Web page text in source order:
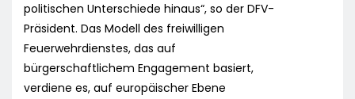
politischen Unterschiede hinaus“, so der DFV-
Präsident. Das Modell des freiwilligen
Feuerwehrdienstes, das auf
bürgerschaftlichem Engagement basiert,
verdiene es, auf europäischer Ebene